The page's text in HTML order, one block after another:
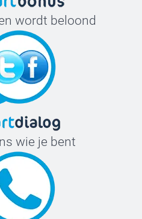
wordt beloond
wie je bent